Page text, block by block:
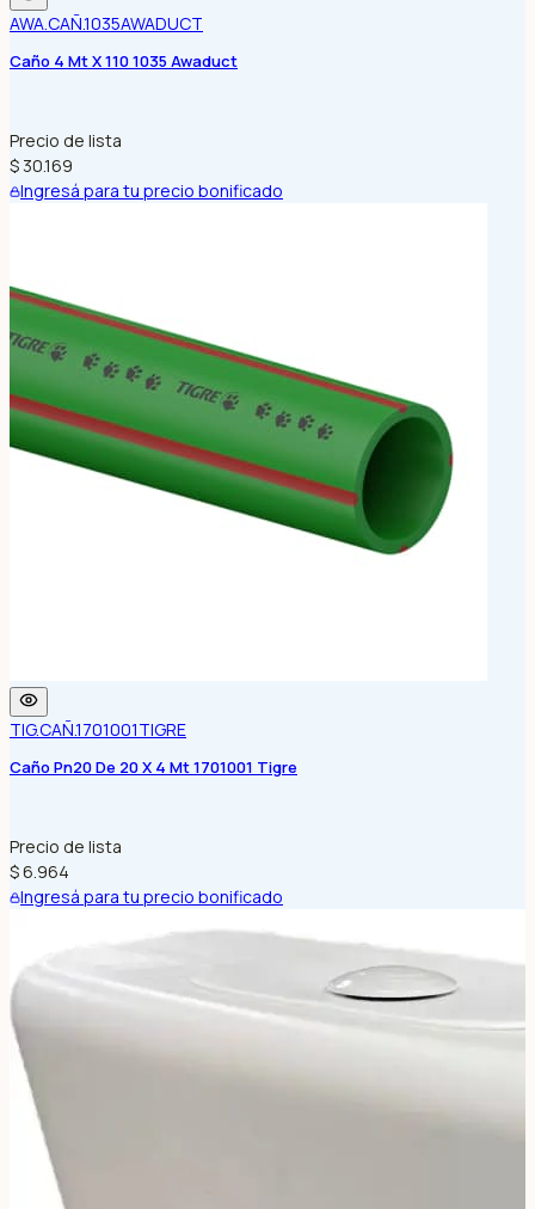
AWA.CAÑ.1035AWADUCT
Caño 4 Mt X 110 1035 Awaduct
Precio de lista
$ 30.169
Ingresá para tu precio bonificado
TIG.CAÑ.1701001TIGRE
Caño Pn20 De 20 X 4 Mt 1701001 Tigre
Precio de lista
$ 6.964
Ingresá para tu precio bonificado